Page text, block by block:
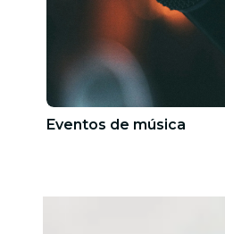
Eventos de música